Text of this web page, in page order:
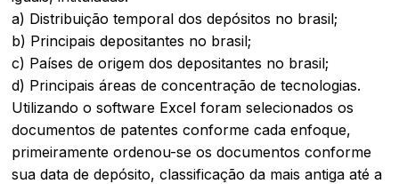
a) Distribuição temporal dos depósitos no brasil;
b) Principais depositantes no brasil;
c) Países de origem dos depositantes no brasil;
d) Principais áreas de concentração de tecnologias.
Utilizando o software Excel foram selecionados os
documentos de patentes conforme cada enfoque,
primeiramente ordenou-se os documentos conforme
sua data de depósito, classificação da mais antiga até a